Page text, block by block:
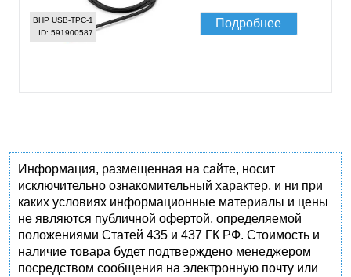
BHP USB-TPC-1
ID: 591900587
Подробнее
Информация, размещенная на сайте, носит
исключительно ознакомительный характер, и ни при
каких условиях информационные материалы и цены
не являются публичной офертой, определяемой
положениями Статей 435 и 437 ГК РФ. Стоимость и
наличие товара будет подтверждено менеджером
посредством сообщения на электронную почту или